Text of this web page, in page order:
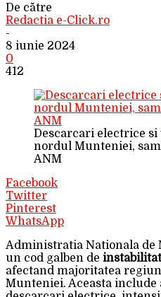
De către
Redactia e-Click.ro
-
8 iunie 2024
0
412
Descarcari electrice
nordul Munteniei,
ANM
Facebook
Twitter
Pinterest
WhatsApp
Administratia Nationala de
un cod galben de
afectand majoritatea
Munteniei. Aceasta include